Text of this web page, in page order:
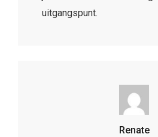
uitgangspunt.
Renate